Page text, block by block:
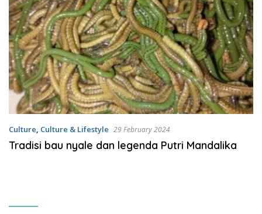
Culture, Culture & Lifestyle 29 February 2024
Tradisi bau nyale dan legenda Putri Mandalika